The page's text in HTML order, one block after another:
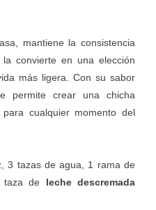
mantiene la consistencia
convierte en una elección
más ligera. Con su sabor
permite crear una chicha
cualquier momento del
3 tazas de agua, 1 rama de
taza de leche descremada